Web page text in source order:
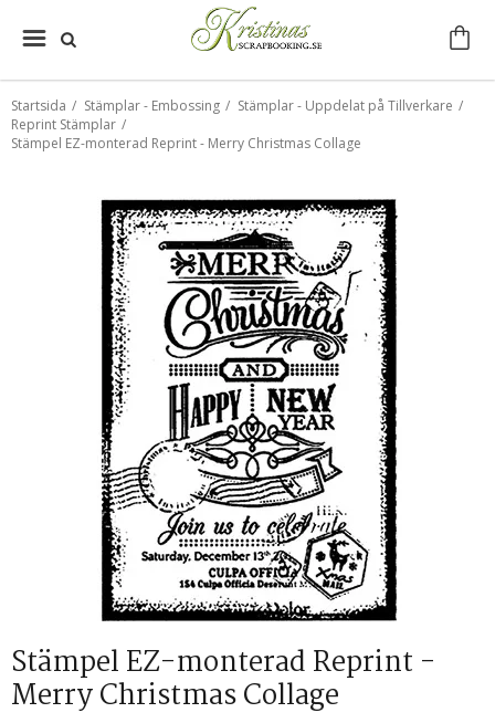
Startsida / Stämplar - Embossing / Stämplar - Uppdelat på Tillverkare /
Reprint Stämplar /
Stämpel EZ-monterad Reprint - Merry Christmas Collage
Stämpel EZ-monterad Reprint -
Merry Christmas Collage